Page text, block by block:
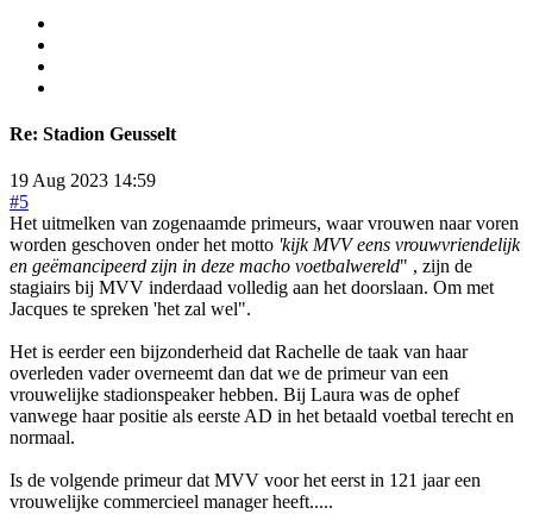
Re: Stadion Geusselt
19 Aug 2023 14:59
#5
Het uitmelken van zogenaamde primeurs, waar vrouwen naar voren
worden geschoven onder het motto 'kijk MVV eens vrouwvriendelijk
en geëmancipeerd zijn in deze macho voetbalwereld" , zijn de
stagiairs bij MVV inderdaad volledig aan het doorslaan. Om met
Jacques te spreken 'het zal wel".
Het is eerder een bijzonderheid dat Rachelle de taak van haar
overleden vader overneemt dan dat we de primeur van een
vrouwelijke stadionspeaker hebben. Bij Laura was de ophef
vanwege haar positie als eerste AD in het betaald voetbal terecht en
normaal.
Is de volgende primeur dat MVV voor het eerst in 121 jaar een
vrouwelijke commercieel manager heeft.....